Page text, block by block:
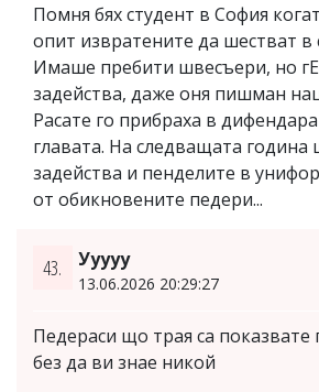
Помня бях студент в София
опит извратените да шестват в
Имаше пребити швесъери, но
задейства, даже оня пишман
Расате го прибраха в
главата. На следващата
задейства и пенделите в
от обикновените педери...
43. Ууууу
13.06.2026 20:29:27
Педераси що трая са показвате
без да ви знае никой